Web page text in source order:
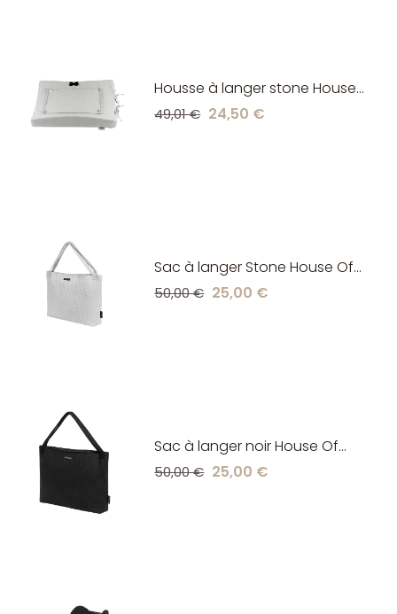
Housse à langer stone House
Of Jamie
49,01 € 24,50 €
Sac à langer Stone House Of
Jamie
50,00 € 25,00 €
Sac à langer noir House Of
Jamie
50,00 € 25,00 €